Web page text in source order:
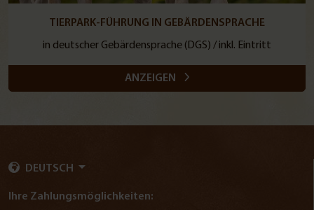
TIERPARK-FÜHRUNG IN GEBÄRDENSPRACHE
in deutscher Gebärdensprache (DGS) / inkl. Eintritt
ANZEIGEN
DEUTSCH
Ihre Zahlungsmöglichkeiten: